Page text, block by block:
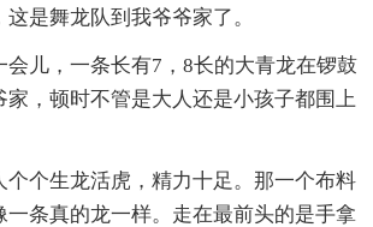
是舞龙队到我爷爷家了。
会儿，一条长有7，8长的大青龙在锣鼓
家，顿时不管是大人还是小孩子都围上
个个生龙活虎，精力十足。那一个布料
一条真的龙一样。走在最前头的是手拿